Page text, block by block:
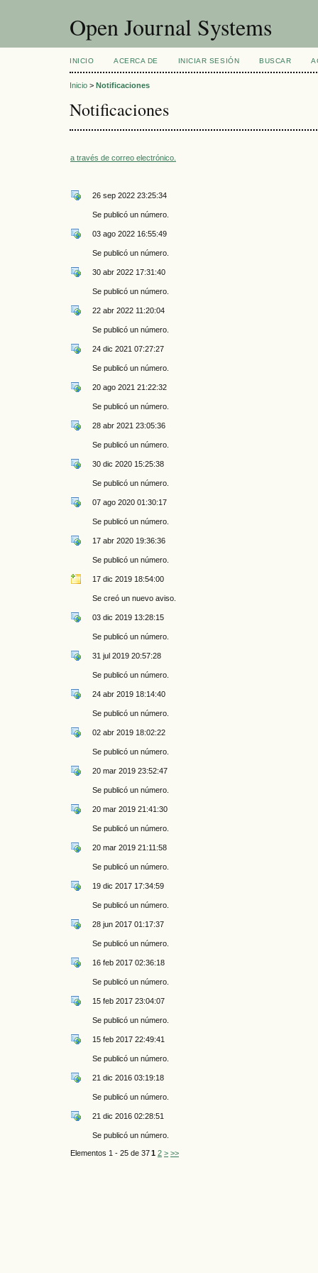
Open Journal Systems
INICIO ACERCA DE INICIAR SESIÓN BUSCAR
Inicio > Notificaciones
Notificaciones
a través de correo electrónico.
26 sep 2022 23:25:34
Se publicó un número.
03 ago 2022 16:55:49
Se publicó un número.
30 abr 2022 17:31:40
Se publicó un número.
22 abr 2022 11:20:04
Se publicó un número.
24 dic 2021 07:27:27
Se publicó un número.
20 ago 2021 21:22:32
Se publicó un número.
28 abr 2021 23:05:36
Se publicó un número.
30 dic 2020 15:25:38
Se publicó un número.
07 ago 2020 01:30:17
Se publicó un número.
17 abr 2020 19:36:36
Se publicó un número.
17 dic 2019 18:54:00
Se creó un nuevo aviso.
03 dic 2019 13:28:15
Se publicó un número.
31 jul 2019 20:57:28
Se publicó un número.
24 abr 2019 18:14:40
Se publicó un número.
02 abr 2019 18:02:22
Se publicó un número.
20 mar 2019 23:52:47
Se publicó un número.
20 mar 2019 21:41:30
Se publicó un número.
20 mar 2019 21:11:58
Se publicó un número.
19 dic 2017 17:34:59
Se publicó un número.
28 jun 2017 01:17:37
Se publicó un número.
16 feb 2017 02:36:18
Se publicó un número.
15 feb 2017 23:04:07
Se publicó un número.
15 feb 2017 22:49:41
Se publicó un número.
21 dic 2016 03:19:18
Se publicó un número.
21 dic 2016 02:28:51
Se publicó un número.
Elementos 1 - 25 de 371 2 > >>